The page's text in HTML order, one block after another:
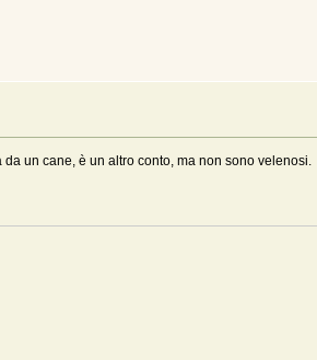
un cane, è un altro conto, ma non sono velenosi.